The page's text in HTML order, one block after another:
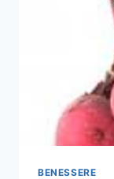
BENESSERE